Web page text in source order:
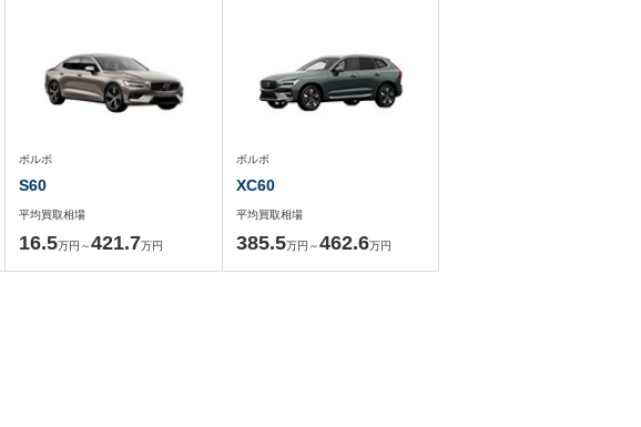
ボルボ
S60
平均買取相場
16.5万円～421.7万円
ボルボ
XC60
平均買取相場
385.5万円～462.6万円